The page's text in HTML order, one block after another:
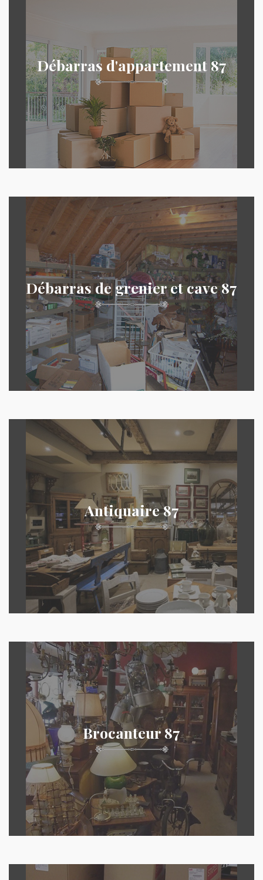
Débarras d'appartement 87
Débarras de grenier et cave 87
Antiquaire 87
Brocanteur 87